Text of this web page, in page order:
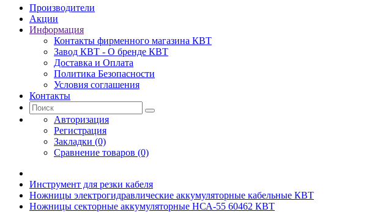
Производители
Акции
Информация
Контакты фирменного магазина КВТ
Завод КВТ - О бренде КВТ
Доставка и Оплата
Политика Безопасности
Условия соглашения
Контакты
Авторизация
Регистрация
Закладки (0)
Сравнение товаров (0)
Инструмент для резки кабеля
Ножницы электрогидравлические аккумуляторные кабельные КВТ
Ножницы секторные аккумуляторные НСА-55 60462 КВТ